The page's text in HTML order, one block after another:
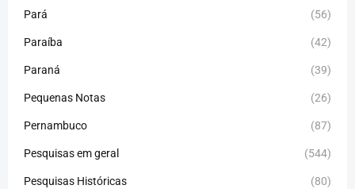
Pará (56)
Paraíba (42)
Paraná (39)
Pequenas Notas (26)
Pernambuco (87)
Pesquisas em geral (544)
Pesquisas Históricas (80)